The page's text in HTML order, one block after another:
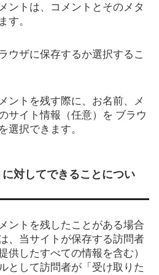
ントは、コメントとそのメタ
す。
ウザに保存するか選択するこ
ントを残す際に、お名前、メ
サイト情報（任意）を ブラウ
選択できます。
対してできることについ
ントを残したことがある場合
、当サイトが保存する訪問者
供したすべての情報を含む）
として訪問者が「受け取りた